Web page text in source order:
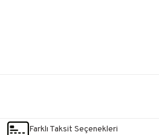
Farklı Taksit Seçenekleri